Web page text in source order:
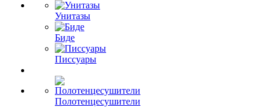
Унитазы
Биде
Писсуары
Полотенцесушители